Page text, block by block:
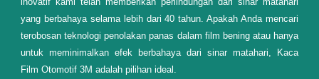
yang berbahaya selama lebih dari 40 tahun. Apakah Anda mencari
terobosan teknologi penolakan panas dalam film bening atau hanya
untuk meminimalkan efek berbahaya dari sinar matahari, Kaca
Film Otomotif 3M adalah pilihan ideal.